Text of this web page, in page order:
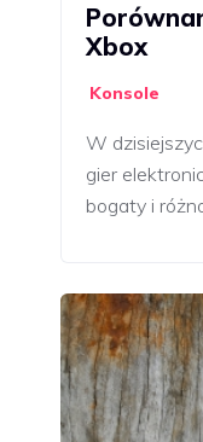
Xbox
Konsole
W
gier
bogaty i